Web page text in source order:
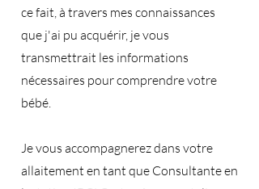
ce fait, à travers mes connaissances
que j'ai pu acquérir, je vous
transmettrait les informations
nécessaires pour comprendre votre
bébé.
Je vous accompagnerez dans votre
allaitement en tant que Consultante en